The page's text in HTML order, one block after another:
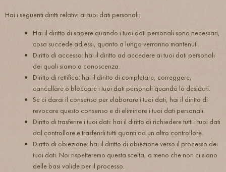
Hai i seguenti diritti relativi ai tuoi dati personali:
Hai il diritto di sapere quando i tuoi dati personali sono necessari,
cosa succede ad essi, quanto a lungo verranno mantenuti.
Diritto di accesso: hai il diritto ad accedere ai tuoi dati personali
dei quali siamo a conoscenza.
Diritto di rettifica: hai il diritto di completare, correggere,
cancellare o bloccare i tuoi dati personali quando lo desideri.
Se ci darai il consenso per elaborare i tuoi dati, hai il diritto di
revocare questo consenso e di eliminare i tuoi dati personali.
Diritto di trasferire i tuoi dati: hai il diritto di richiedere tutti i tuoi dati
dal controllore e trasferirli tutti quanti ad un altro controllore.
Diritto di obiezione: hai il diritto di obiezione verso il processo dei
tuoi dati. Noi rispetteremo questa scelta, a meno che non ci siano
delle basi valide per il processo.